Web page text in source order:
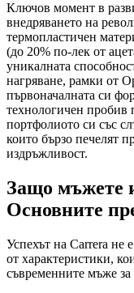
Ключов момент в
внедряването на
термопластичен
(до 20% по-лек от
уникалната
нагряване, рамки от
първоначалната си
технологичен пробив
портфолиото си със
които бързо печелят
издръжливост.
Защо мъжете
Основните
Успехът на Carrera не
от характеристики,
съвременните мъже